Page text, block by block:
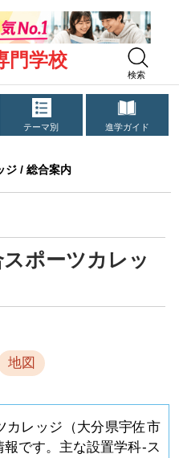
門学校
検索
テーマ別 進学ガイド
ジ / 総合案内
ポーツカレッ
地図
カレッジ（大分県宇佐市
です。主な設置学科-ス